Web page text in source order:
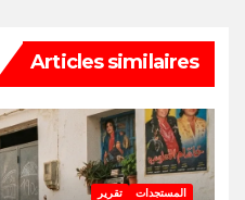
Articles similaires
المستجدات تقرير